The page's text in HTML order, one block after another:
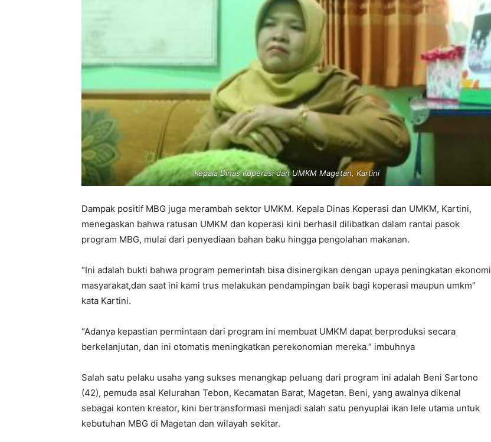
Kepala Dinas Koperasi dan UMKM Magetan, Kartini
Dampak positif MBG juga merambah sektor UMKM. Kepala Dinas Koperasi dan UMKM, Kartini,
menegaskan bahwa ratusan UMKM dan koperasi kini berhasil dilibatkan dalam rantai pasok
program MBG, mulai dari penyediaan bahan baku hingga pengolahan makanan.
“Ini adalah bukti bahwa program pemerintah bisa disinergikan dengan upaya peningkatan ekonomi
masyarakat,dan saat ini kami trus melakukan pendampingan baik bagi koperasi maupun umkm”
kata Kartini.
“Adanya kepastian permintaan dari program ini membuat UMKM dapat berproduksi secara
berkelanjutan, dan ini otomatis meningkatkan perekonomian mereka.” imbuhnya
Salah satu pelaku usaha yang sukses menangkap peluang dari program ini adalah Beni Sartono
(42), pemuda asal Kelurahan Tebon, Kecamatan Barat, Magetan. Beni, yang awalnya dikenal
sebagai konten kreator, kini bertransformasi menjadi salah satu penyuplai ikan lele utama untuk
kebutuhan MBG di Magetan dan wilayah sekitar.